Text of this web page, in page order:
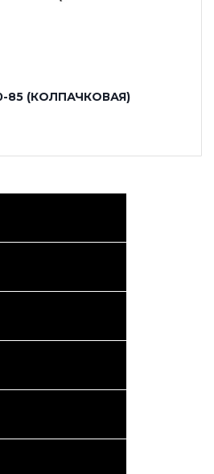
85 (КОЛПАЧКОВАЯ)